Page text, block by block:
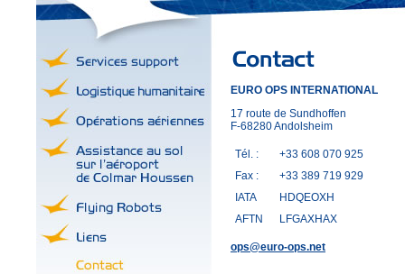
EURO OPS INTERNATIONAL
17 route de Sundhoffen
F-68280 Andolsheim
Tél. :
+33 608 070 925
Fax :
+33 389 719 929
IATA
HDQEOXH
AFTN
LFGAXHAX
ops@euro-ops.net